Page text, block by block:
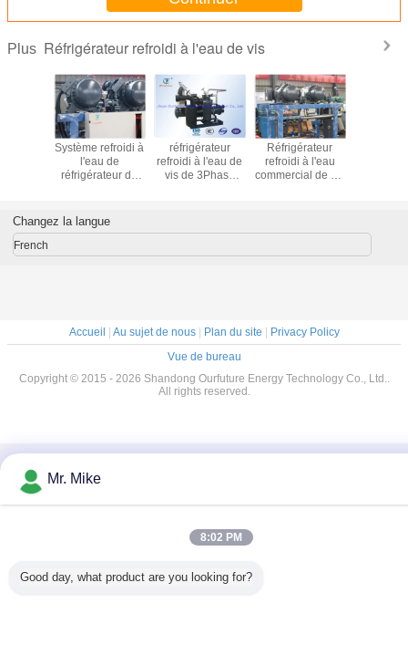
Plus Réfrigérateur refroidi à l'eau de vis
froide
Système refroidi à
l'eau de
réfrigérateur de
séparateur d'huile
réfrigérateur
refroidi à l'eau de
vis de 3Phase
380V froide
Réfrigérateur
refroidi à l'eau
commercial de vis
Changez la langue
French
Accueil Au sujet de nous| Plan du site
Privacy Policy
Vue de bureau
Copyright © 2015 - 2026 Shandong Ourfuture Energy Technology Co., Ltd..
All rights reserved.
Mr. Mike
8:02 PM
Good day, what product are you looking for?